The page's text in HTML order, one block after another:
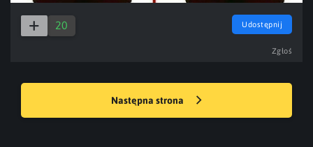
20 Udostępnij
Zgłoś
Następna strona